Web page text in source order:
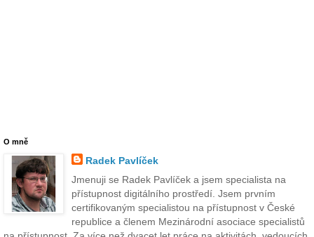
O mně
Radek Pavlíček
Jmenuji se Radek Pavlíček a jsem specialista na
přístupnost digitálního prostředí. Jsem prvním
certifikovaným specialistou na přístupnost v České
republice a členem Mezinárodní asociace specialistů